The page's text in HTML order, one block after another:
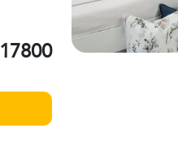
17800 ج.م